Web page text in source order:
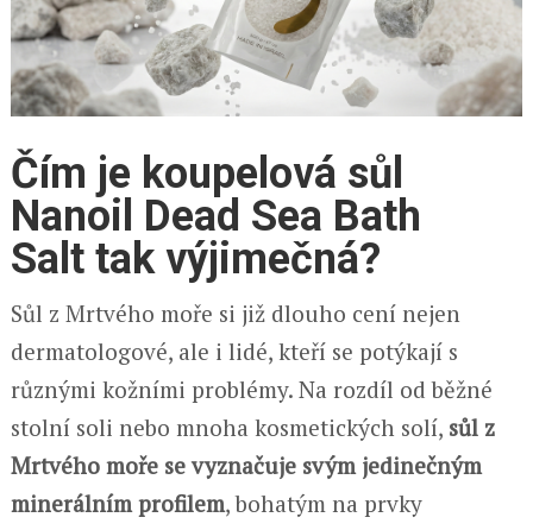
Čím je koupelová sůl
Nanoil Dead Sea Bath
Salt tak výjimečná?
Sůl z Mrtvého moře si již dlouho cení nejen
dermatologové, ale i lidé, kteří se potýkají s
různými kožními problémy. Na rozdíl od běžné
stolní soli nebo mnoha kosmetických solí, sůl z
Mrtvého moře se vyznačuje svým jedinečným
minerálním profilem, bohatým na prvky